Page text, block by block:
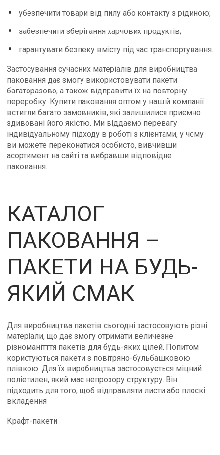
убезпечити товари від пилу або контакту з рідиною;
забезпечити зберігання харчових продуктів;
гарантувати безпеку вмісту під час транспортування.
Застосування сучасних матеріалів для виробництва
паковання дає змогу використовувати пакети
багаторазово, а також відправити їх на повторну
переробку. Купити паковання оптом у нашій компанії
встигли багато замовників, які залишилися приємно
здивовані його якістю. Ми віддаємо перевагу
індивідуальному підходу в роботі з клієнтами, у чому
ви можете переконатися особисто, вивчивши
асортимент на сайті та вибравши відповідне
паковання.
КАТАЛОГ
ПАКОВАННЯ –
ПАКЕТИ НА БУДЬ-
ЯКИЙ СМАК
Для виробництва пакетів сьогодні застосовують різні
матеріали, що дає змогу отримати величезне
різноманітття пакетів для будь-яких цілей. Попитом
користуються пакети з повітряно-бульбашковою
плівкою. Для їх виробництва застосовується міцний
поліетилен, який має непрозору структуру. Він
підходить для того, щоб відправляти листи або плоскі
вкладення
Крафт-пакети